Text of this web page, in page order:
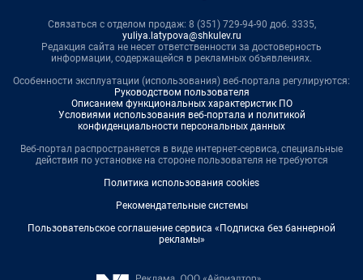
Связаться с отделом продаж: 8 (351) 729-94-90 доб. 3335,
yuliya.latypova@shkulev.ru
Редакция сайта не несет ответственности за достоверность
информации, содержащейся в рекламных объявлениях.
Особенности эксплуатации (использования) веб-портала регулируются:
Руководством пользователя
Описанием функциональных характеристик ПО
Условиями использования веб-портала и политикой
конфиденциальности персональных данных
Веб-портал распространяется в виде интернет-сервиса, специальные
действия по установке на стороне пользователя не требуются
Политика использования cookies
Рекомендательные системы
Пользовательское соглашение сервиса «Подписка без баннерной
рекламы»